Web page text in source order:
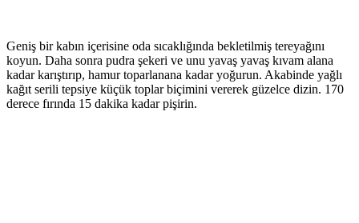
Geniş bir kabın içerisine oda sıcaklığında bekletilmiş tereyağını
koyun. Daha sonra pudra şekeri ve unu yavaş yavaş kıvam alana
kadar karıştırıp, hamur toparlanana kadar yoğurun. Akabinde yağlı
kağıt serili tepsiye küçük toplar biçimini vererek güzelce dizin. 170
derece fırında 15 dakika kadar pişirin.